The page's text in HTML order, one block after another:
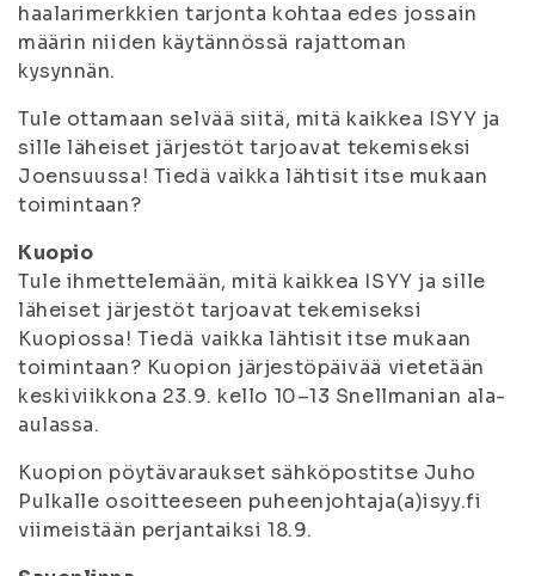
haalarimerkkien tarjonta kohtaa edes jossain
määrin niiden käytännössä rajattoman
kysynnän.
Tule ottamaan selvää siitä, mitä kaikkea ISYY ja
sille läheiset järjestöt tarjoavat tekemiseksi
Joensuussa! Tiedä vaikka lähtisit itse mukaan
toimintaan?
Kuopio
Tule ihmettelemään, mitä kaikkea ISYY ja sille
läheiset järjestöt tarjoavat tekemiseksi
Kuopiossa! Tiedä vaikka lähtisit itse mukaan
toimintaan? Kuopion järjestöpäivää vietetään
keskiviikkona 23.9. kello 10–13 Snellmanian ala-
aulassa.
Kuopion pöytävaraukset sähköpostitse Juho
Pulkalle osoitteeseen puheenjohtaja(a)isyy.fi
viimeistään perjantaiksi 18.9.